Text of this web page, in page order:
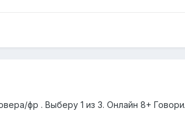
фр . Выберу 1 из 3. Онлайн 8+